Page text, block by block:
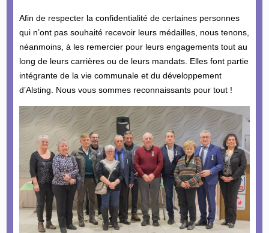
Afin de respecter la confidentialité de certaines personnes
qui n’ont pas souhaité recevoir leurs médailles, nous tenons,
néanmoins, à les remercier pour leurs engagements tout au
long de leurs carrières ou de leurs mandats. Elles font partie
intégrante de la vie communale et du développement
d’Alsting. Nous vous sommes reconnaissants pour tout !